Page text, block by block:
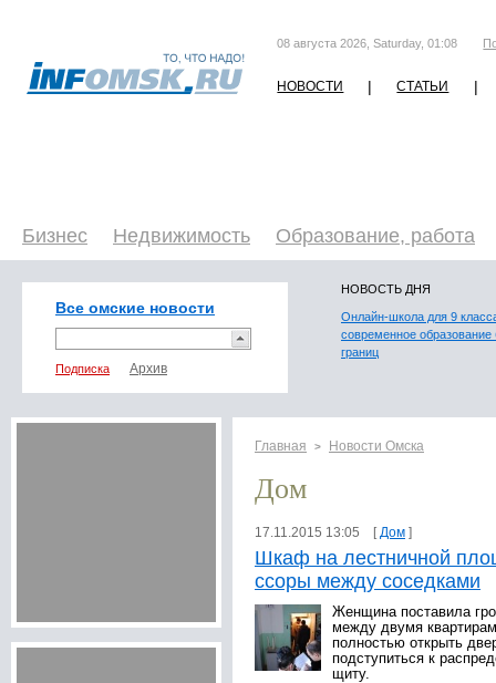
08 августа 2026, Saturday, 01:08
НОВОСТИ | СТАТЬИ |
Бизнес Недвижимость Образование, работа
Все омские новости
Подписка
НОВОСТЬ ДНЯ
Онлайн-школа для 9
современное образование
границ
Главная > Новости Омска
Дом
17.11.2015 13:05 [ Дом ]
Шкаф на лестничной
ссоры между соседками
Женщина поставила
между двумя
полностью открыть
подступиться к
щиту.